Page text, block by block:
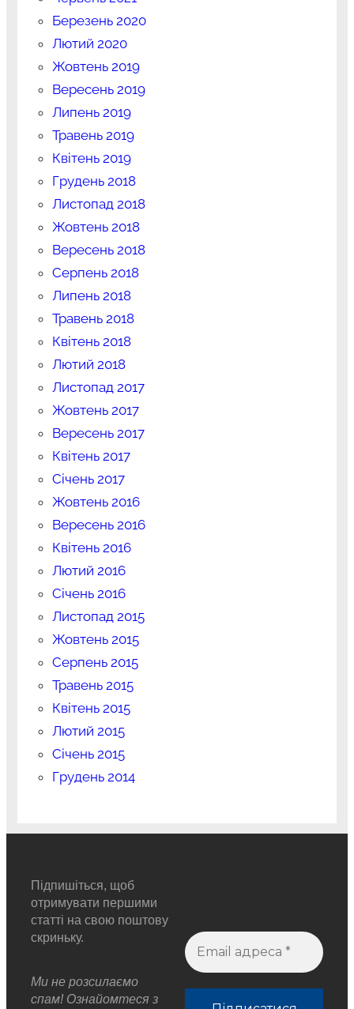
Березень 2020
Лютий 2020
Жовтень 2019
Вересень 2019
Липень 2019
Травень 2019
Квітень 2019
Грудень 2018
Листопад 2018
Жовтень 2018
Вересень 2018
Серпень 2018
Липень 2018
Травень 2018
Квітень 2018
Лютий 2018
Листопад 2017
Жовтень 2017
Вересень 2017
Квітень 2017
Січень 2017
Жовтень 2016
Вересень 2016
Квітень 2016
Лютий 2016
Січень 2016
Листопад 2015
Жовтень 2015
Серпень 2015
Травень 2015
Квітень 2015
Лютий 2015
Січень 2015
Грудень 2014
Підпишіться, щоб
отримувати першими
статті на свою поштову
скриньку.
Ми не розсилаємо
спам! Ознайомтеся з